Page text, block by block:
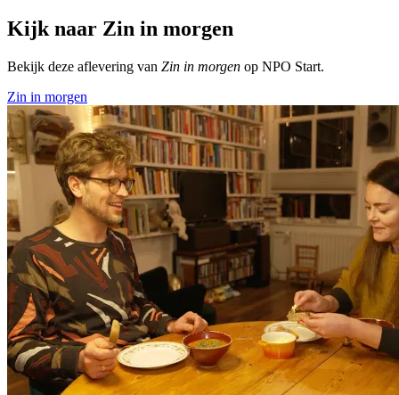
Kijk naar Zin in morgen
Bekijk deze aflevering van Zin in morgen op NPO Start.
Zin in morgen